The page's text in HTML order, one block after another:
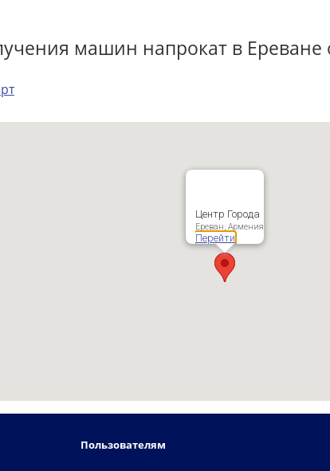
машин напрокат в
Центр Города
Ереван, Армения
Перейти
Пользователям